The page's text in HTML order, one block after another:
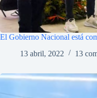
El Gobierno Nacional está
13 abril, 2022
13